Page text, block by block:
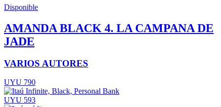
Disponible
AMANDA BLACK 4. LA CAMPANA DE
JADE
VARIOS AUTORES
UYU 790
UYU 593